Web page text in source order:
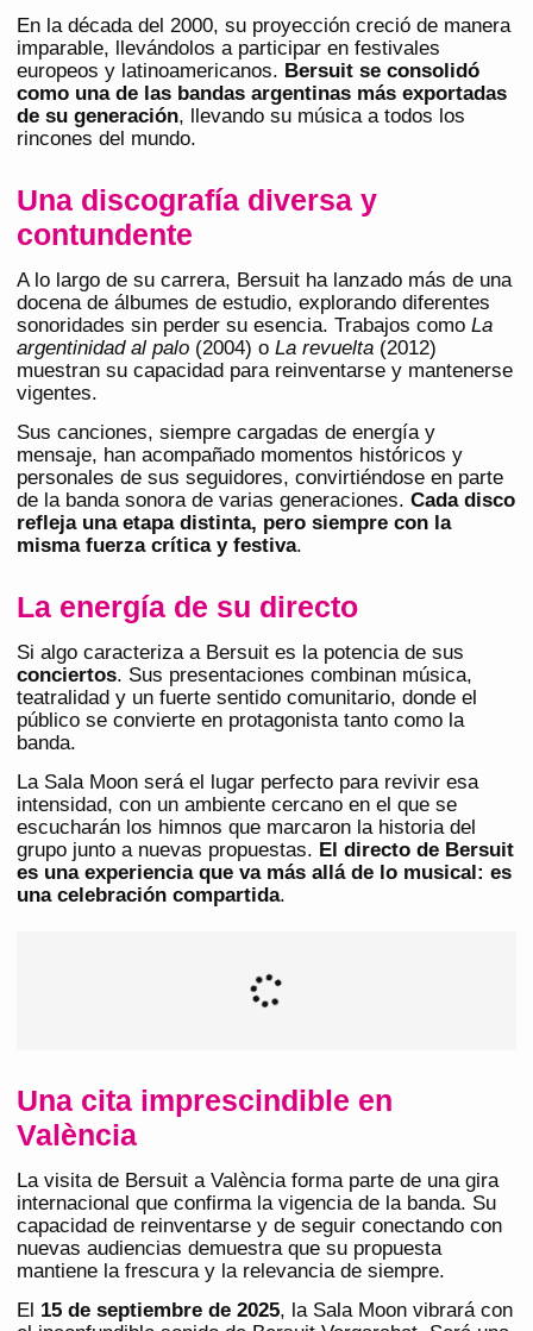
En la década del 2000, su proyección creció de manera
imparable, llevándolos a participar en festivales
europeos y latinoamericanos. Bersuit se consolidó
como una de las bandas argentinas más exportadas
de su generación, llevando su música a todos los
rincones del mundo.
Una discografía diversa y
contundente
A lo largo de su carrera, Bersuit ha lanzado más de una
docena de álbumes de estudio, explorando diferentes
sonoridades sin perder su esencia. Trabajos como La
argentinidad al palo (2004) o La revuelta (2012)
muestran su capacidad para reinventarse y mantenerse
vigentes.
Sus canciones, siempre cargadas de energía y
mensaje, han acompañado momentos históricos y
personales de sus seguidores, convirtiéndose en parte
de la banda sonora de varias generaciones. Cada disco
refleja una etapa distinta, pero siempre con la
misma fuerza crítica y festiva.
La energía de su directo
Si algo caracteriza a Bersuit es la potencia de sus
conciertos. Sus presentaciones combinan música,
teatralidad y un fuerte sentido comunitario, donde el
público se convierte en protagonista tanto como la
banda.
La Sala Moon será el lugar perfecto para revivir esa
intensidad, con un ambiente cercano en el que se
escucharán los himnos que marcaron la historia del
grupo junto a nuevas propuestas. El directo de Bersuit
es una experiencia que va más allá de lo musical: es
una celebración compartida.
Una cita imprescindible en
València
La visita de Bersuit a València forma parte de una gira
internacional que confirma la vigencia de la banda. Su
capacidad de reinventarse y de seguir conectando con
nuevas audiencias demuestra que su propuesta
mantiene la frescura y la relevancia de siempre.
El 15 de septiembre de 2025, la Sala Moon vibrará con